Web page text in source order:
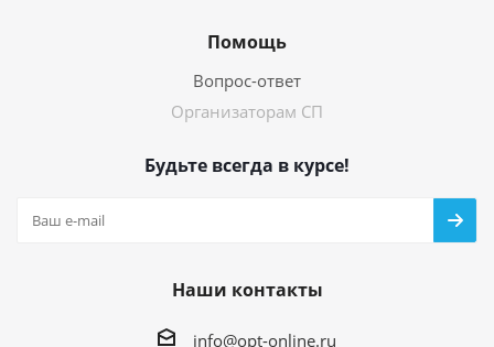
Помощь
Вопрос-ответ
Организаторам СП
Будьте всегда в курсе!
Наши контакты
info@opt-online.ru